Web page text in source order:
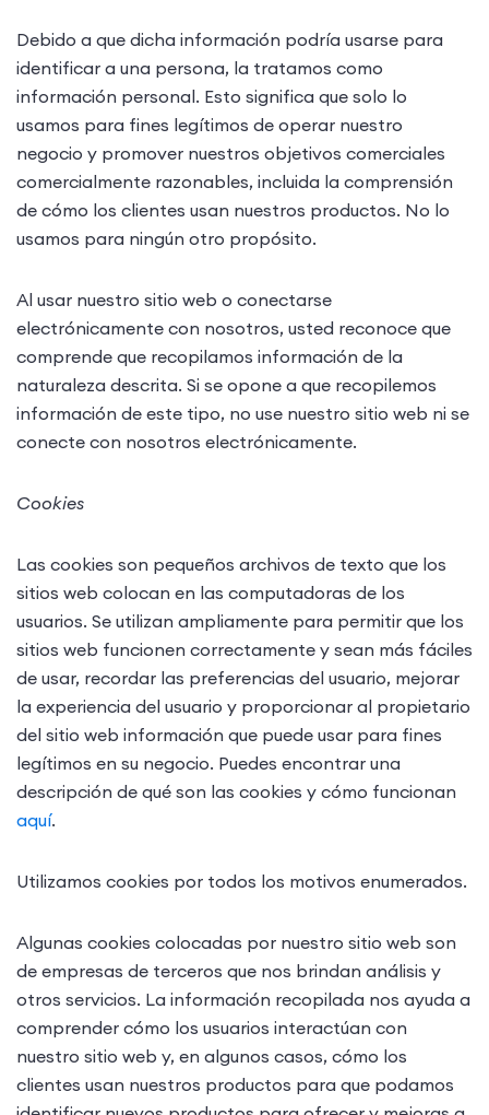
Debido a que dicha información podría usarse para
identificar a una persona, la tratamos como
información personal. Esto significa que solo lo
usamos para fines legítimos de operar nuestro
negocio y promover nuestros objetivos comerciales
comercialmente razonables, incluida la comprensión
de cómo los clientes usan nuestros productos. No lo
usamos para ningún otro propósito.
Al usar nuestro sitio web o conectarse
electrónicamente con nosotros, usted reconoce que
comprende que recopilamos información de la
naturaleza descrita. Si se opone a que recopilemos
información de este tipo, no use nuestro sitio web ni se
conecte con nosotros electrónicamente.
Cookies
Las cookies son pequeños archivos de texto que los
sitios web colocan en las computadoras de los
usuarios. Se utilizan ampliamente para permitir que los
sitios web funcionen correctamente y sean más fáciles
de usar, recordar las preferencias del usuario, mejorar
la experiencia del usuario y proporcionar al propietario
del sitio web información que puede usar para fines
legítimos en su negocio. Puedes encontrar una
descripción de qué son las cookies y cómo funcionan
aquí.
Utilizamos cookies por todos los motivos enumerados.
Algunas cookies colocadas por nuestro sitio web son
de empresas de terceros que nos brindan análisis y
otros servicios. La información recopilada nos ayuda a
comprender cómo los usuarios interactúan con
nuestro sitio web y, en algunos casos, cómo los
clientes usan nuestros productos para que podamos